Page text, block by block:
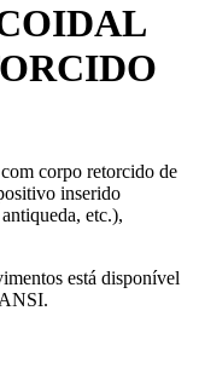
corpo retorcido de
inserido
etc.),
está disponível